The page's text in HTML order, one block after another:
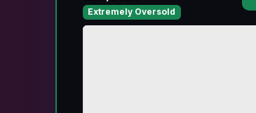
Extremely Oversold